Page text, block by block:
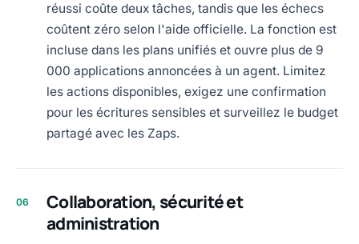
réussi coûte deux tâches, tandis que les échecs
coûtent zéro selon l'aide officielle. La fonction est
incluse dans les plans unifiés et ouvre plus de 9
000 applications annoncées à un agent. Limitez
les actions disponibles, exigez une confirmation
pour les écritures sensibles et surveillez le budget
partagé avec les Zaps.
06
Collaboration, sécurité et
administration